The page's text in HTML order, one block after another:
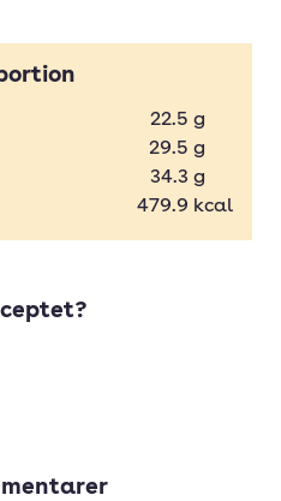
22.5 g
29.5 g
34.3 g
479.9 kcal